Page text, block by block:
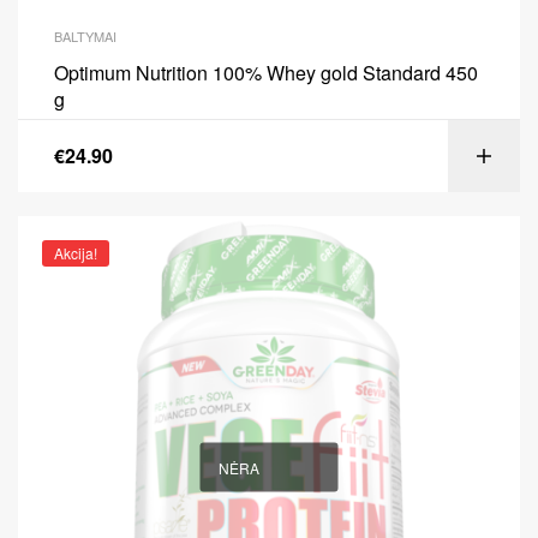
BALTYMAI
Optimum Nutrition 100% Whey gold Standard 450
g
€24.90
Akcija!
NĖRA